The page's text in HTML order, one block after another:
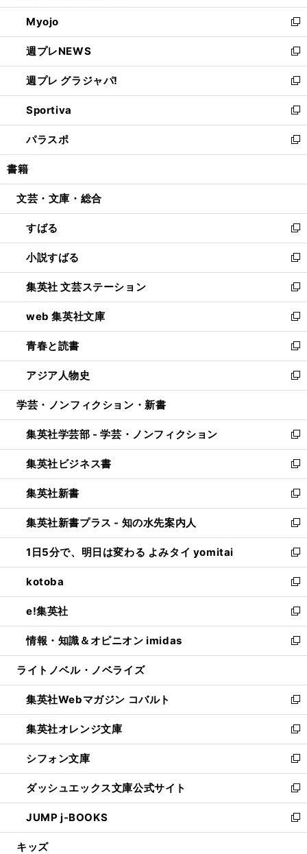
開
く
ウ
で
開
く
ン
ド
ウ
で
開
く
ウ
ィ
ン
ド
ウ
で
開
く
Myojo
新
し
い
ウ
ィ
ン
ド
ウ
で
開
週プレNEWS
新
し
い
ウ
ィ
ン
ド
ウ
開
週プレ グラジャパ!
新
し
い
ウ
ィ
ン
ウ
開
く
Sportiva
新
し
い
ウ
ン
ウ
で
開
く
パラスポ
新
し
ウ
ン
ド
ウ
で
開
く
書籍
文芸・文庫・総合
すばる
新
し
い
ウ
ィ
ン
ド
ウ
で
開
く
小説すばる
新
し
い
ウ
ィ
ン
ド
ウ
で
開
集英社 文芸ステーション
新
し
い
ウ
ィ
ン
ド
ウ
開
く
web 集英社文庫
新
し
い
ウ
ィ
ン
ウ
で
開
く
青春と読書
新
し
い
ウ
ン
ド
ウ
で
開
く
アジア人物史
新
し
ウ
ィ
ン
ド
ウ
で
開
く
学芸・ノンフィクション・新書
集英社学芸部 - 学芸・ノンフィクション
新
し
い
ウ
ィ
ン
ド
ウ
で
開
く
集英社ビジネス書
新
し
い
ウ
ィ
ン
ド
ウ
で
開
く
集英社新書
新
し
い
ウ
ィ
ン
ド
ウ
で
開
く
集英社新書プラス - 知の水先案内人
新
し
い
ウ
ィ
ン
ド
ウ
で
開
1日5分で、明日は変わる よみタイ yomitai
新
し
い
ウ
ィ
ン
ド
ウ
開
く
kotoba
新
し
い
ウ
ィ
ン
ウ
で
開
く
e!集英社
新
し
い
ウ
ン
ド
ウ
で
開
く
情報・知識＆オピニオン imidas
新
し
ウ
ィ
ン
ド
ウ
で
開
く
ライトノベル・ノベライズ
集英社Webマガジン コバルト
新
し
い
ウ
ィ
ン
ド
ウ
で
開
集英社オレンジ文庫
新
し
い
ウ
ィ
ン
ド
ウ
シフォン文庫
新
し
い
ウ
ィ
ン
ダッシュエックス文庫公式サイト
新
し
い
ウ
JUMP j-BOOKS
新
し
キッズ